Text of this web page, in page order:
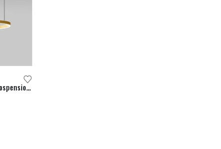
Gea Luce Criseide S2D Lampada Sospensione Doppia